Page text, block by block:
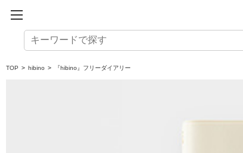
TOP > hibino > 『hibino』フリーダイアリー